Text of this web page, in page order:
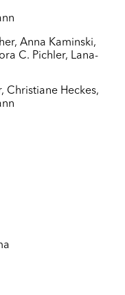
,Anna Kaminski,
C. Pichler, Lana-
, Christiane Heckes,